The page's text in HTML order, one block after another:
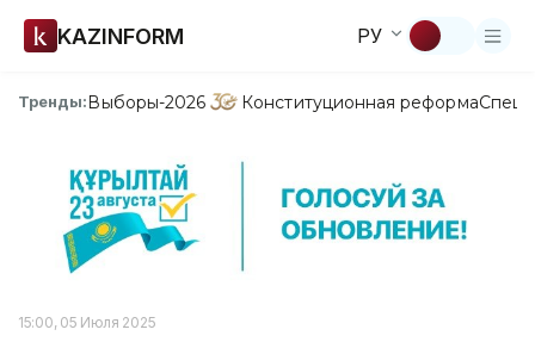
KAZINFORM РУ
Тренды:Выборы-2026 Конституционная реформа
15:00, 05 Июля 2025